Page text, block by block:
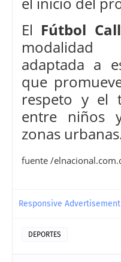
El Fútbol
adaptada a
que
respeto y el
entre niños
zonas
fuente /
Responsive Advertisement
DEPORTES